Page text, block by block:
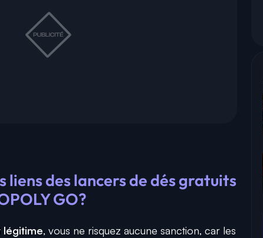
liens des lancers de dés gratuits
GO?
légitime, vous ne risquez aucune sanction, car les